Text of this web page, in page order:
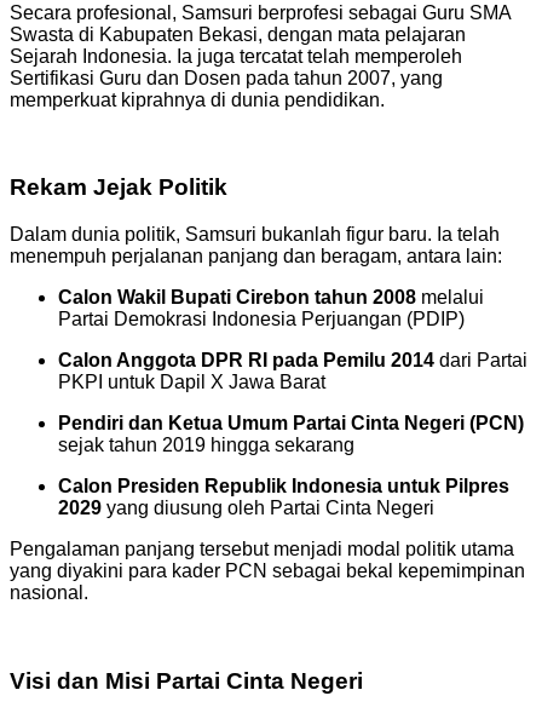
Secara profesional, Samsuri berprofesi sebagai Guru SMA
Swasta di Kabupaten Bekasi, dengan mata pelajaran
Sejarah Indonesia. Ia juga tercatat telah memperoleh
Sertifikasi Guru dan Dosen pada tahun 2007, yang
memperkuat kiprahnya di dunia pendidikan.
Rekam Jejak Politik
Dalam dunia politik, Samsuri bukanlah figur baru. Ia telah
menempuh perjalanan panjang dan beragam, antara lain:
Calon Wakil Bupati Cirebon tahun 2008 melalui
Partai Demokrasi Indonesia Perjuangan (PDIP)
Calon Anggota DPR RI pada Pemilu 2014 dari Partai
PKPI untuk Dapil X Jawa Barat
Pendiri dan Ketua Umum Partai Cinta Negeri (PCN)
sejak tahun 2019 hingga sekarang
Calon Presiden Republik Indonesia untuk Pilpres
2029 yang diusung oleh Partai Cinta Negeri
Pengalaman panjang tersebut menjadi modal politik utama
yang diyakini para kader PCN sebagai bekal kepemimpinan
nasional.
Visi dan Misi Partai Cinta Negeri